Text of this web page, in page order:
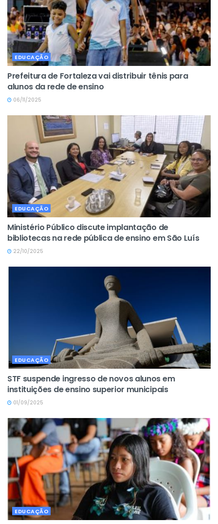
EDUCAÇÃO
Prefeitura de Fortaleza vai distribuir tênis para
alunos da rede de ensino
06/11/2025
EDUCAÇÃO
Ministério Público discute implantação de
bibliotecas na rede pública de ensino em São Luís
22/10/2025
EDUCAÇÃO
STF suspende ingresso de novos alunos em
instituições de ensino superior municipais
01/09/2025
EDUCAÇÃO